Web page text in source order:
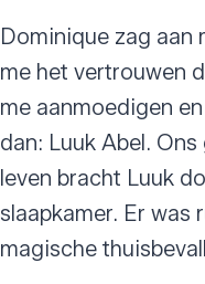
Dominique zag aan
me het vertrouwen
me aanmoedigen
dan: Luuk Abel.
leven bracht Luuk
slaapkamer. Er was
magische